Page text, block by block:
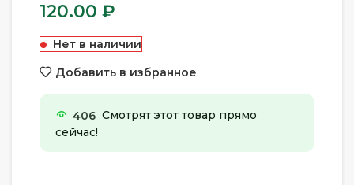
120.00 ₽
Нет в наличии
Добавить в избранное
406 Смотрят этот товар прямо
сейчас!